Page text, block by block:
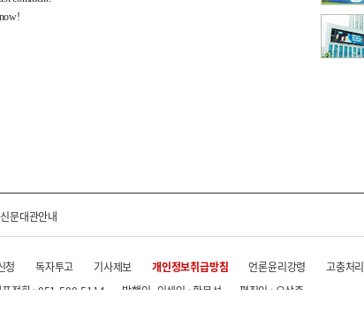
문대관안내
청 독자투고 기사제보 개인정보취급방침 언론윤리강령 고충처리
표전화 : 051-500-5114 발행인·인쇄인 : 황문성
편집인 : 오상준